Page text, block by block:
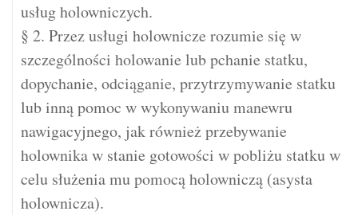
usług holowniczych.
§ 2. Przez usługi holownicze rozumie się w
szczególności holowanie lub pchanie statku,
dopychanie, odciąganie, przytrzymywanie statku
lub inną pomoc w wykonywaniu manewru
nawigacyjnego, jak również przebywanie
holownika w stanie gotowości w pobliżu statku w
celu służenia mu pomocą holowniczą (asysta
holownicza).